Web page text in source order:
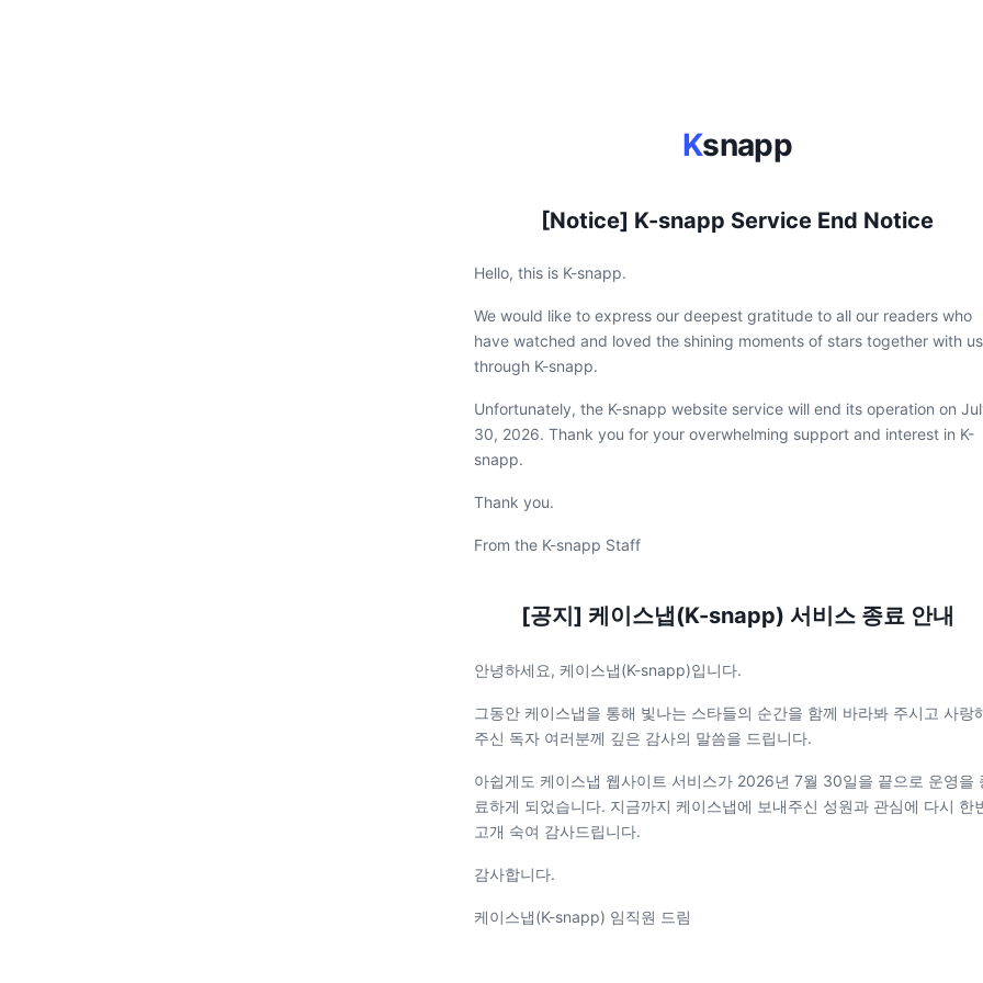
Ksnapp
[Notice] K-snapp Service End Notice
Hello, this is K-snapp.
We would like to express our deepest gratitude to all our readers who
have watched and loved the shining moments of stars together with us
through K-snapp.
Unfortunately, the K-snapp website service will end its operation on
30, 2026. Thank you for your overwhelming support and interest in K-
snapp.
Thank you.
From the K-snapp Staff
[공지] 케이스냅(K-snapp) 서비스 종료 안내
안녕하세요, 케이스냅(K-snapp)입니다.
그동안 케이스냅을 통해 빛나는 스타들의 순간을 함께 바라봐 주시고 사랑
주신 독자 여러분께 깊은 감사의 말씀을 드립니다.
아쉽게도 케이스냅 웹사이트 서비스가 2026년 7월 30일을 끝으로 운영을
료하게 되었습니다. 지금까지 케이스냅에 보내주신 성원과 관심에 다시 한
고개 숙여 감사드립니다.
감사합니다.
케이스냅(K-snapp) 임직원 드림